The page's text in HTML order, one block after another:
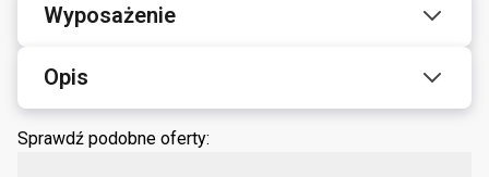
Wyposażenie
Opis
Sprawdź podobne oferty: